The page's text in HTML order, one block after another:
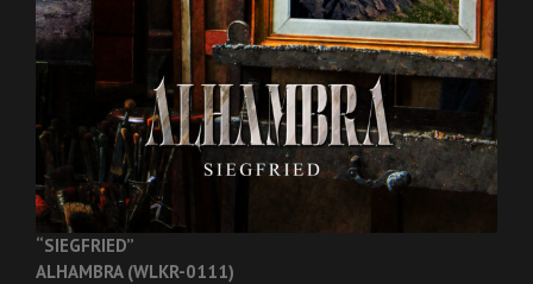
“SIEGFRIED”
ALHAMBRA (WLKR-0111)